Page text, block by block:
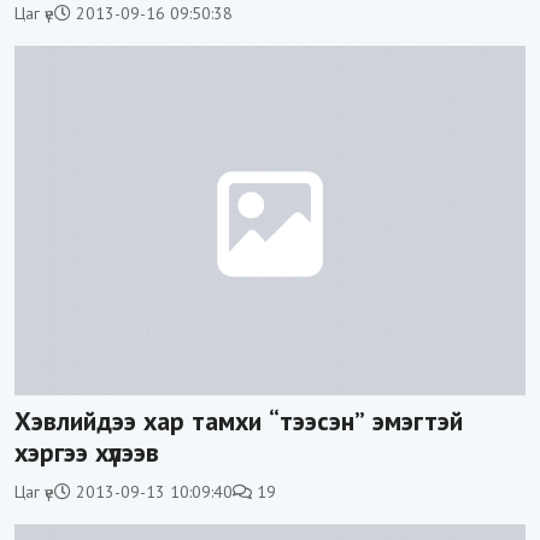
Цаг үе 2013-09-16 09:50:38
Хэвлийдээ хар тамхи “тээсэн” эмэгтэй
хэргээ хүлээв
Цаг үе 2013-09-13 10:09:40 19